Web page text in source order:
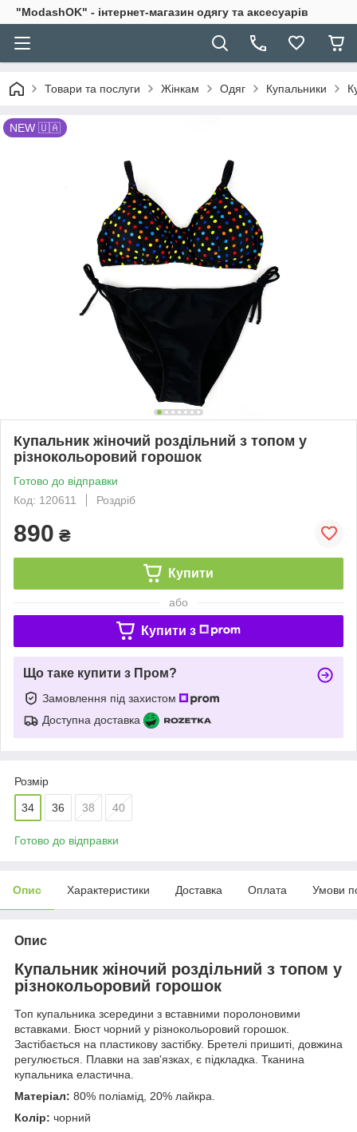
"ModashOK" - інтернет-магазин одягу та аксесуарів
Товари та послуги Жінкам Одяг Купальники
NEW 🇺🇦
Купальник жіночий роздільний з топом у
різнокольоровий горошок
Готово до відправки
Код: 120611
Роздріб
890 ₴
Купити
або
Купити з
Що таке купити з Пром?
Замовлення під захистом
Доступна доставка
Розмір
34 36 38 40
Готово до відправки
Опис Характеристики Доставка Оплата Умови
Опис
Купальник жіночий роздільний з топом у
різнокольоровий горошок
Топ купальника зсередини з вставними поролоновими
вставками. Бюст чорний у різнокольоровий горошок.
Застібається на пластикову застібку. Бретелі пришиті, довжина
регулюється. Плавки на зав'язках, є підкладка. Тканина
купальника еластична.
Матеріал: 80% поліамід, 20% лайкра.
Колір: чорний